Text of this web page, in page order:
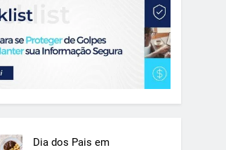
Dia dos Pais em